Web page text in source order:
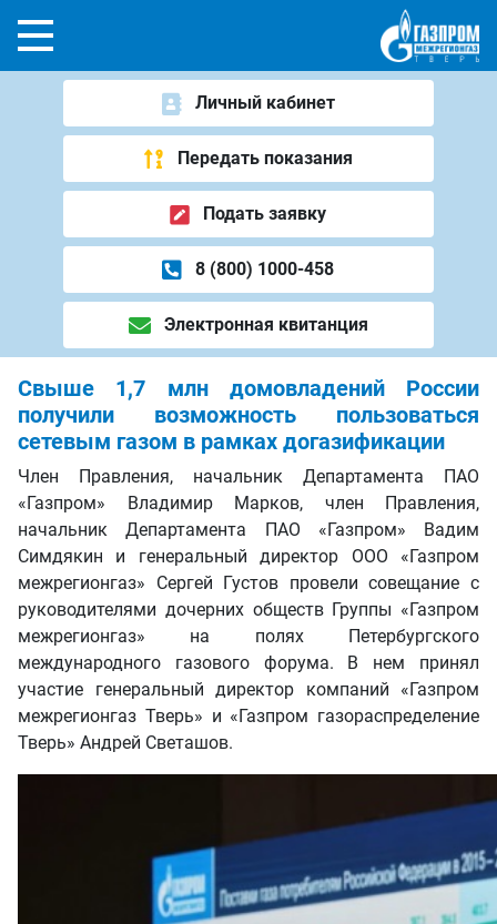
Личный кабинет
Передать показания
Подать заявку
8 (800) 1000-458
Электронная квитанция
Свыше 1,7 млн домовладений России
получили возможность пользоваться
сетевым газом в рамках догазификации
Член Правления, начальник Департамента ПАО
«Газпром» Владимир Марков, член Правления,
начальник Департамента ПАО «Газпром» Вадим
Симдякин и генеральный директор ООО «Газпром
межрегионгаз» Сергей Густов провели совещание с
руководителями дочерних обществ Группы «Газпром
межрегионгаз» на полях Петербургского
международного газового форума. В нем принял
участие генеральный директор компаний «Газпром
межрегионгаз Тверь» и «Газпром газораспределение
Тверь» Андрей Светашов.